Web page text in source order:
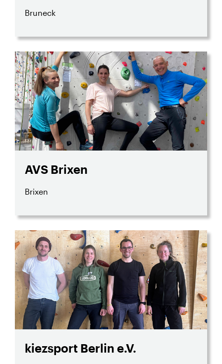
Bruneck
AVS Brixen
Brixen
kiezsport Berlin e.V.